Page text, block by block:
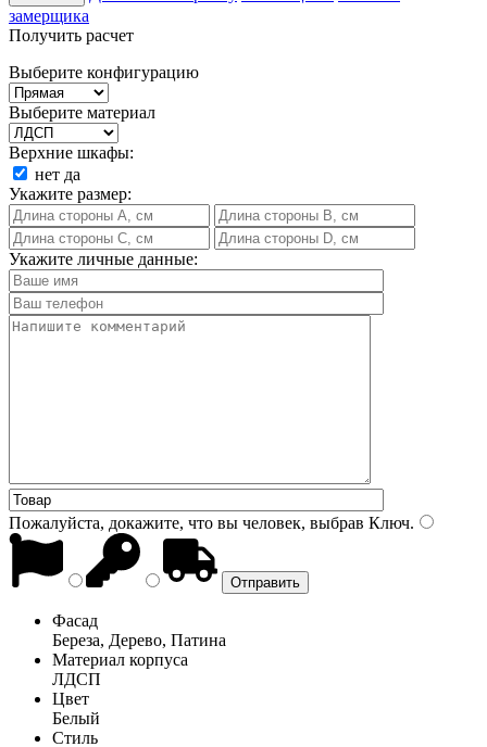
замерщика
Получить расчет
Выберите конфигурацию
Выберите материал
Верхние шкафы:
нет да
Укажите размер:
Укажите личные данные:
Пожалуйста, докажите, что вы человек, выбрав Ключ.
Фасад
Береза, Дерево, Патина
Материал корпуса
ЛДСП
Цвет
Белый
Стиль